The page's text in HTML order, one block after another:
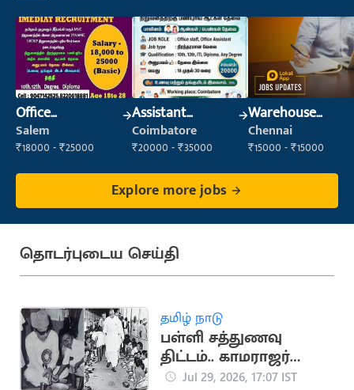
Office
Maintenance
Staff
Salem
₹18000 - ₹25000
Assistant
Manager
Coimbatore
₹20000 - ₹35000
Warehouse
Supervisor
(Warehouse &
Chennai
₹15000 - ₹15000
Explore more jobs
தொடர்புடைய செய்தி
தமிழ் நாடு
பள்ளி சத்துணவு
திட்டம்.. காமராஜர்
தொடங்கி
Jul 29, 2026, 17:07 IST